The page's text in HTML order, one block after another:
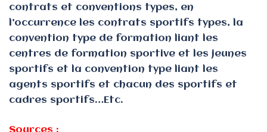
contrats et conventions types, en
l’occurrence les contrats sportifs types, la
convention type de formation liant les
centres de formation sportive et les jeunes
sportifs et la convention type liant les
agents sportifs et chacun des sportifs et
cadres sportifs…Etc.
Sources :